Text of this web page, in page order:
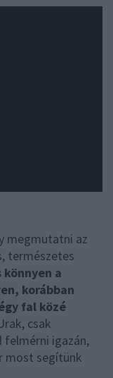
megmutatni az
természetes
a
korábban
fal közé
csak
igazán,
most segítünk